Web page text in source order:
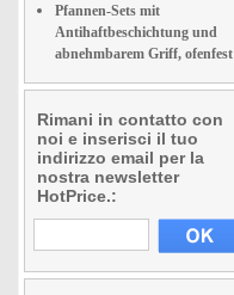
Pfannen-Sets mit
Antihaftbeschichtung und
abnehmbarem Griff, ofenfest
Rimani in contatto con
noi e inserisci il tuo
indirizzo email per la
nostra newsletter
HotPrice.: